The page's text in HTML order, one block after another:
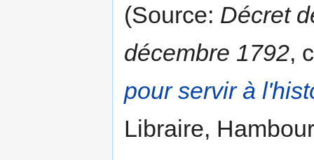
(Source: Décret
décembre 1792,
pour servir à
Libraire,